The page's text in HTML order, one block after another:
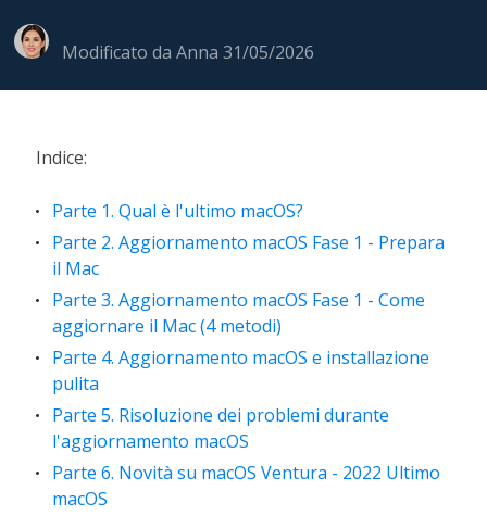
Modificato daAnna 31/05/2026
Indice:
Parte 1. Qual è l'ultimo macOS?
Parte 2. Aggiornamento macOS Fase 1 - Prepara
il Mac
Parte 3. Aggiornamento macOS Fase 1 - Come
aggiornare il Mac (4 metodi)
Parte 4. Aggiornamento macOS e installazione
pulita
Parte 5. Risoluzione dei problemi durante
l'aggiornamento macOS
Parte 6. Novità su macOS Ventura - 2022 Ultimo
macOS